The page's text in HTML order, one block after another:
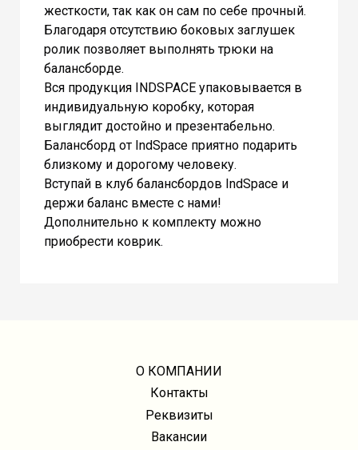
жесткости, так как он сам по себе прочный.
Благодаря отсутствию боковых заглушек
ролик позволяет выполнять трюки на
балансборде.
Вся продукция INDSPACE упаковывается в
индивидуальную коробку, которая
выглядит достойно и презентабельно.
Балансборд от IndSpace приятно подарить
близкому и дорогому человеку.
Вступай в клуб балансбордов IndSpace и
держи баланс вместе с нами!
Дополнительно к комплекту можно
приобрести коврик.
О КОМПАНИИ
Контакты
Реквизиты
Вакансии